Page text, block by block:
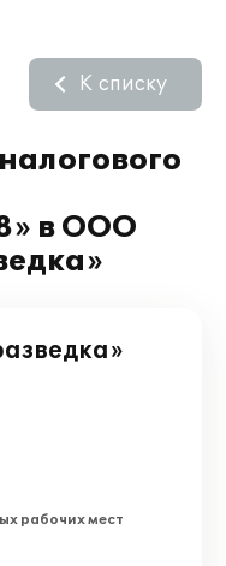
в ООО
К списку
рабочих мест